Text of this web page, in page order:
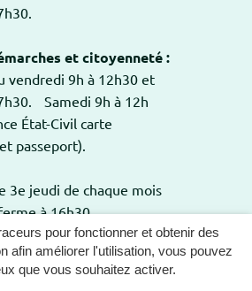
pour fonctionner et obtenir des
afin améliorer l'utilisation, vous pouvez
que vous souhaitez activer.
et citoyenneté :
vendredi 9h à 12h30 et
Samedi 9h à 12h
État-Civil carte
passeport).
3e jeudi de chaque mois
à 16h30.
DES COOKIES